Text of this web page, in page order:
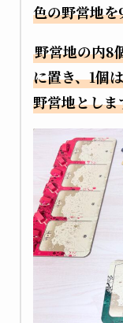
色の野営地
野営地の内8
に置き、1個
野営地としま